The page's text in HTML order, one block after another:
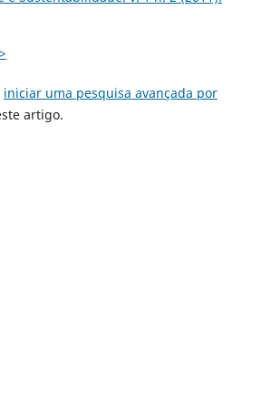
iniciar uma pesquisa avançada por
artigo.